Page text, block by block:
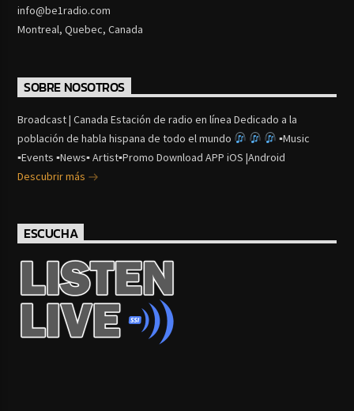
info@be1radio.com
Montreal, Quebec, Canada
SOBRE NOSOTROS
Broadcast | Canada Estación de radio en línea Dedicado a la
población de habla hispana de todo el mundo
▪Music
▪Events ▪News▪ Artist▪Promo Download APP iOS |Android
Descubrir más
ESCUCHA